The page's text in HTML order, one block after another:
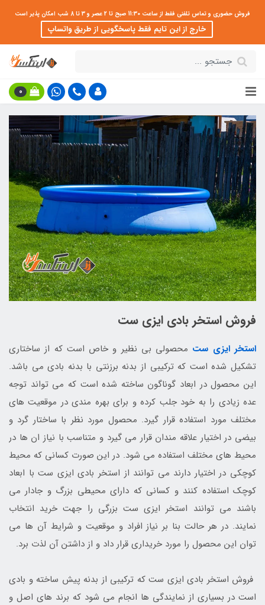
فروش حضوری و تماس تلفنی فقط از ساعت 11:30 صبح تا 2 عصر و 3 تا 8 شب امکان پذیر است
خارج از این تایم فقط پاسخگویی از طریق واتساپ
0
فروش استخر بادی ایزی ست
استخر ایزی ست محصولی بی نظیر و خاص است که از ساختاری
تشکیل شده است که ترکیبی از بدنه برزنتی با بدنه بادی می باشد.
این محصول در ابعاد گوناگون ساخته شده است که می تواند توجه
عده زیادی را به خود جلب کرده و برای بهره مندی در موقعیت های
مختلف مورد استفاده قرار گیرد. محصول مورد نظر با ساختار گرد و
بیضی در اختیار علاقه مندان قرار می گیرد و متناسب با نیاز ان ها در
محیط های مختلف استفاده می شود. در این صورت کسانی که محیط
کوچکی در اختیار دارند می توانند از استخر بادی ایزی ست با ابعاد
کوچک استفاده کنند و کسانی که دارای محیطی بزرگ و جادار می
باشند می توانند استخر ایزی ست بزرگی را جهت خرید انتخاب
نمایند. در هر حالت بنا بر نیاز افراد و موقعیت و شرایط آن ها می
توان این محصول را مورد خریداری قرار داد و از داشتن آن لذت برد.
فروش استخر بادی ایزی ست که ترکیبی از بدنه پیش ساخته و بادی
است در بسیاری از نمایندگی ها انجام می شود که برند های اصل و